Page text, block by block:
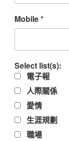
Mobile*
Select list(s):
電子報
人際關係
愛情
生涯規劃
職場